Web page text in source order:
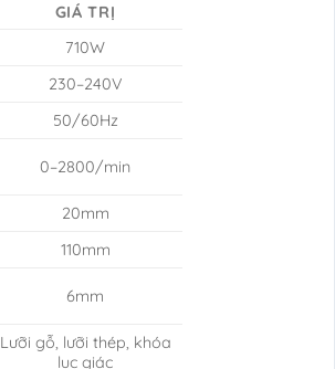
GIÁ TRỊ
710W
230–240V
50/60Hz
0–2800/min
20mm
110mm
6mm
Lưỡi gỗ, lưỡi thép, khóa
lục giác